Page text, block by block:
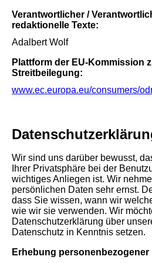
Verantwortlicher /
redaktionelle Texte:
Adalbert Wolf
Plattform der EU-Kommission
Streitbeilegung:
www.ec.europa.eu/consumers/
Wir sind uns darüber bewusst,
Ihrer Privatsphäre bei der
wichtiges Anliegen ist. Wir
persönlichen Daten sehr ernst.
dass Sie wissen, wann wir
wie wir sie verwenden. Wir
Datenschutzerklärung über
Datenschutz in Kenntnis setzen.
Erhebung personenbezogener